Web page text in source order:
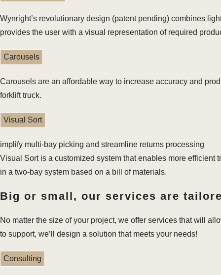
Wynright’s revolutionary design (patent pending) combines
provides the user with a visual representation of required
Carousels
Carousels are an affordable way to increase accuracy and
forklift truck.
Visual Sort
implify multi-bay picking and streamline returns processing
Visual Sort is a customized system that enables more
in a two-bay system based on a bill of materials.
Big or small, our services are
No matter the size of your project, we offer services that will
to support, we’ll design a solution that meets your needs!
Consulting